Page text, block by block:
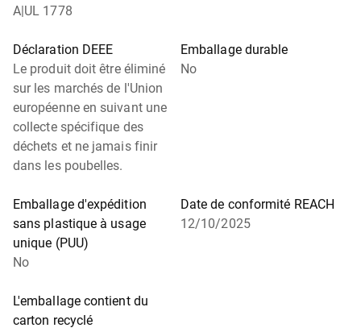
A|UL 1778
Déclaration DEEE
Le produit doit être éliminé
sur les marchés de l'Union
européenne en suivant une
collecte spécifique des
déchets et ne jamais finir
dans les poubelles.
Emballage durable
No
Emballage d'expédition
sans plastique à usage
unique (PUU)
No
Date de conformité REACH
12/10/2025
L'emballage contient du
carton recyclé